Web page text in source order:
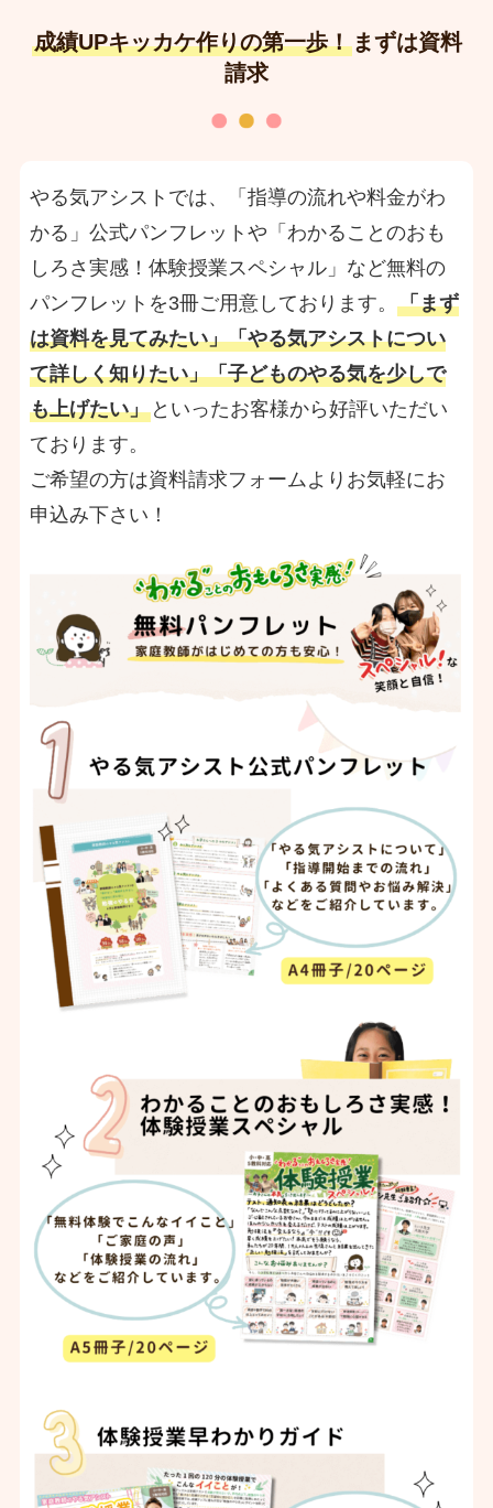
成績UPキッカケ作りの第一歩！まずは資料
請求
やる気アシストでは、「指導の流れや料金がわ
かる」公式パンフレットや「わかることのおも
しろさ実感！体験授業スペシャル」など無料の
パンフレットを3冊ご用意しております。 「まず
は資料を見てみたい」「やる気アシストについ
て詳しく知りたい」「子どものやる気を少しで
も上げたい」といったお客様から好評いただい
ております。
ご希望の方は資料請求フォームよりお気軽にお
申込み下さい！